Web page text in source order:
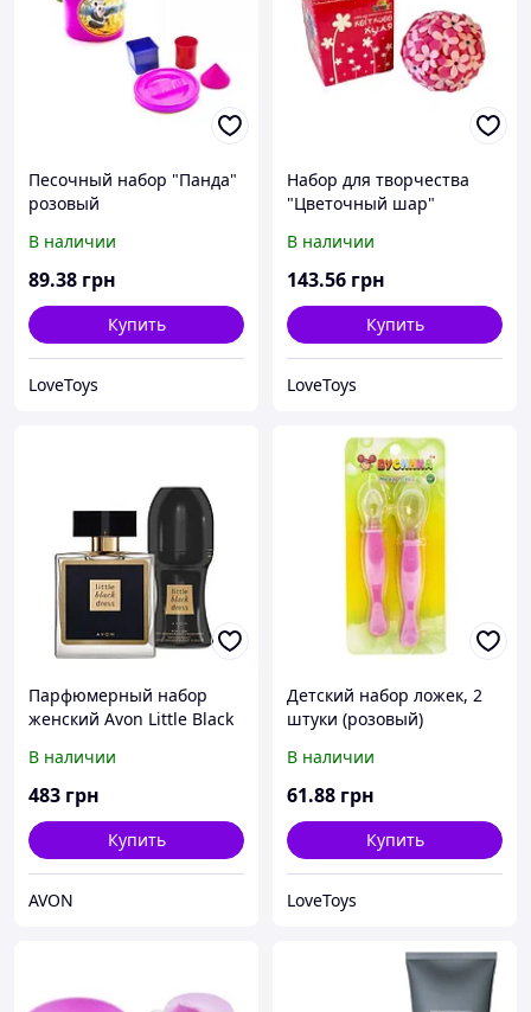
Песочный набор "Панда"
розовый
В наличии
89.38 грн
Купить
LoveToys
Набор для творчества
"Цветочный шар"
В наличии
143.56 грн
Купить
LoveToys
Парфюмерный набор
женский Avon Little Black
дезодорантом
В наличии
483 грн
Купить
AVON
Детский набор ложек, 2
штуки (розовый)
В наличии
61.88 грн
Купить
LoveToys